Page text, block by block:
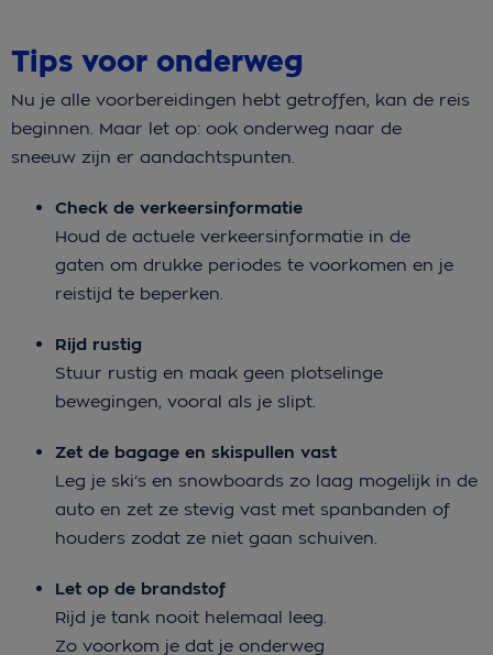
Tips voor onderweg
Nu je alle voorbereidingen hebt getroffen, kan de reis
beginnen. Maar let op: ook onderweg naar de
sneeuw zijn er aandachtspunten.
Check de verkeersinformatie
Houd de actuele verkeersinformatie in de
gaten om drukke periodes te voorkomen en je
reistijd te beperken.
Rijd rustig
Stuur rustig en maak geen plotselinge
bewegingen, vooral als je slipt.
Zet de bagage en skispullen vast
Leg je ski’s en snowboards zo laag mogelijk in de
auto en zet ze stevig vast met spanbanden of
houders zodat ze niet gaan schuiven.
Let op de brandstof
Rijd je tank nooit helemaal leeg.
Zo voorkom je dat je onderweg